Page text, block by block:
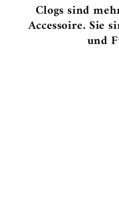
Clogs sind
Accessoire. Sie
und